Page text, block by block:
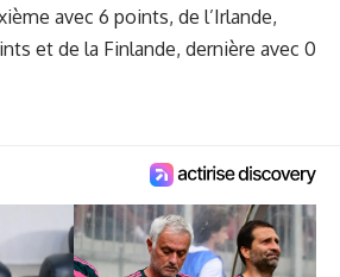
avec 6 points, de l’Irlande,
et de la Finlande, dernière avec 0